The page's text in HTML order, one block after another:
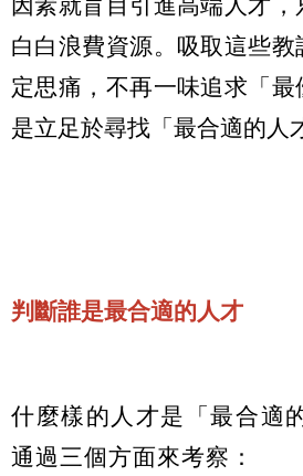
白白浪費資源。吸取這些
定思痛，不再一味追求「
是立足於尋找「最合適的人
判斷誰是最合適的人才
什麼樣的人才是「最合適
通過三個方面來考察：